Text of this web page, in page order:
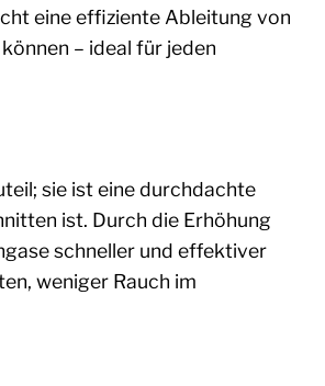
eine effiziente Ableitung von
– ideal für jeden
sie ist eine durchdachte
ist. Durch die Erhöhung
schneller und effektiver
weniger Rauch im